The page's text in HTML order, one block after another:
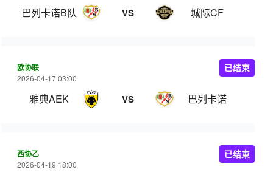
巴列卡诺B队 VS 城际CF
欧协联
2026-04-17 03:00
雅典AEK VS 巴列卡诺
已结束
西协乙
2026-04-19 18:00
已结束